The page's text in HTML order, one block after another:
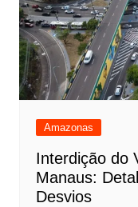
Amazonas
Interdição do
Manaus:
Desvios